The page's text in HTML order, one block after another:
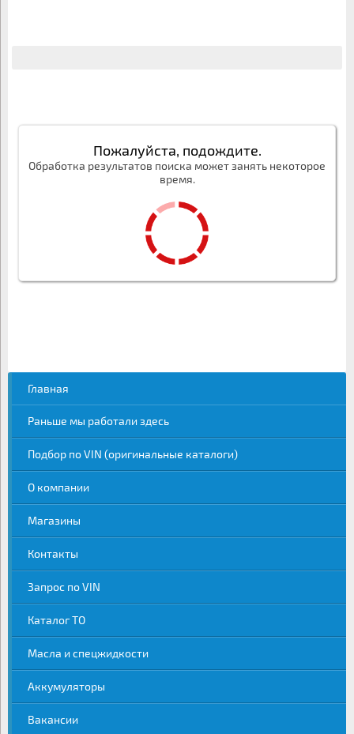
Пожалуйста, подождите.
Обработка результатов поиска может занять некоторое
время.
Главная
Раньше мы работали здесь
Подбор по VIN (оригинальные каталоги)
О компании
Магазины
Контакты
Запрос по VIN
Каталог ТО
Масла и спецжидкости
Аккумуляторы
Вакансии